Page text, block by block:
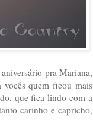
pra Mariana,
vocês quem ficou mais
que fica lindo com a
carinho e capricho,